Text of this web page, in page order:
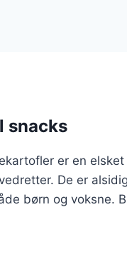
snacks
er en
De er
børn og voksne.